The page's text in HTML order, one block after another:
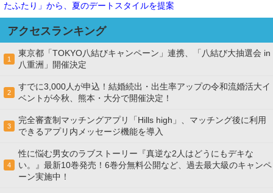
たふたり」から、夏のデートスタイルを提案
アクセスランキング
1
東京都「TOKYO八結びキャンペーン」連携、「八結び大抽選会 in
八重洲」開催決定
2
すでに3,000人が申込！結婚続出・出生率アップの令和流婚活大イ
ベントが今秋、熊本・大分で開催決定！
3
完全審査制マッチングアプリ「Hills high」、マッチング後に利用
できるアプリ内メッセージ機能を導入
4
性に悩む男女のラブストーリー『真逆な2人はどうにもデキな
い。』最新10巻発売！6巻分無料公開など、過去最大級のキャンペ
ーン実施中！